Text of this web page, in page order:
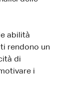
abilità
rendono un
di
i